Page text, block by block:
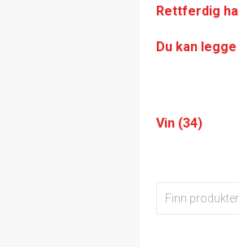
Rettferdig
Du kan
Vin (34)